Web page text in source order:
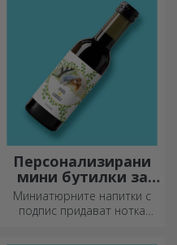
персонализирани.
Персонализирани
мини бутилки за
вино
Миниатюрните напитки с
подпис придават нотка